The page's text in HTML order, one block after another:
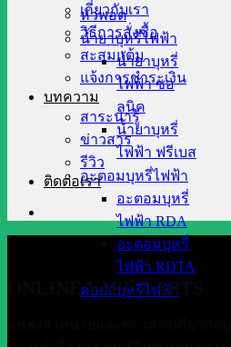
หัวพอต
น้ำยาบุหรี่ไฟฟ้า
น้ำยาบุหรี่
ไฟฟ้า ซอ
ลนิค
น้ำยาบุหรี่
ไฟฟ้า ฟรีเบส
อะตอมบุหรี่ไฟฟ้า
อะตอมบุหรี่
ไฟฟ้า RDA
อะตอมบุหรี่
ไฟฟ้า RDTA
คอยล์บุหรี่ไฟฟ้า
เกี่ยวกับเรา
วิธีการสั่งซื้อ
สะสมแต้ม
แจ้งการชำระเงิน
บทความ
สาระน่ารู้
ข่าวสาร
รีวิว
ติดต่อเรา
ONLINE VAPE CARTS